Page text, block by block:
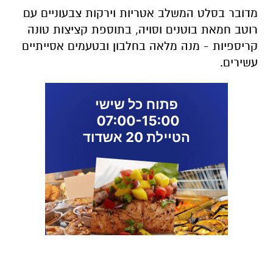
מדובר בסלט המשלב אטריות וירקות צבעוניים עם
רוטב חמאת בוטנים וסויה, בתוספת קציצות טונה
קריספיות - מנה מלאה בחלבון ובטעמים אסייתיים
עשירים.